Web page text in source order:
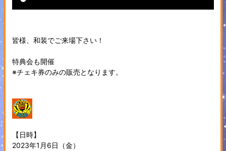
皆様、和装でご来場下さい！
特典会も開催
※チェキ券のみの販売となります。
【日時】
2023年1月6日（金）